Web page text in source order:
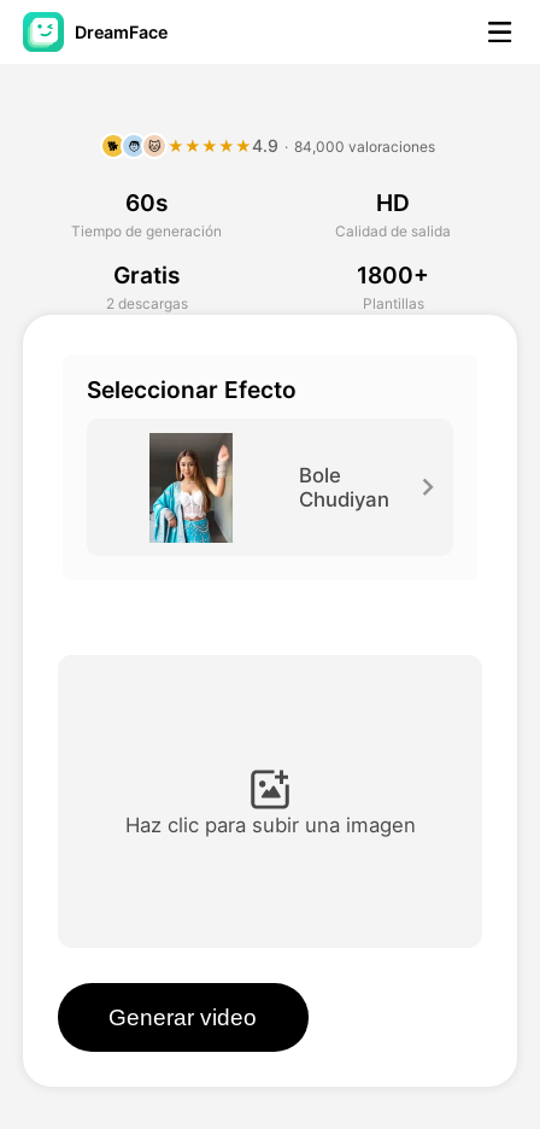
DreamFace
Avatar Video
Video de IA
Foto AI
Ver todas las plantillas
Blog
🐕 🧑 🐱 ★★★★★4.9 · 84,000 valoraciones
60s
Tiempo de generación
HD
Calidad de salida
Gratis
2 descargas
1800+
Plantillas
Seleccionar Efecto
Bole
Chudiyan
Haz clic para subir una imagen
Generar video